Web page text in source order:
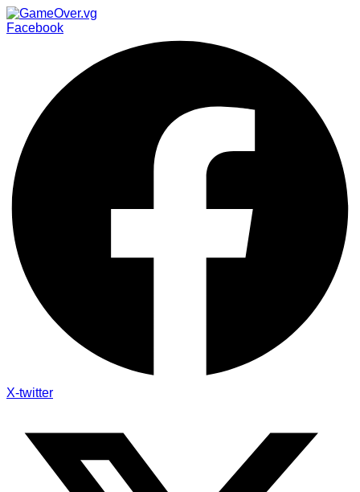
Facebook
X-twitter